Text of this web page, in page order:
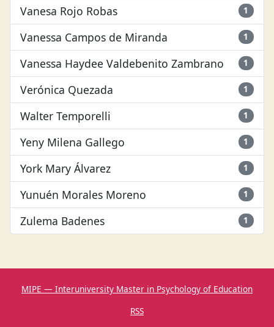
Vanesa Rojo Robas 1
Vanessa Campos de Miranda 1
Vanessa Haydee Valdebenito Zambrano 1
Verónica Quezada 1
Walter Temporelli 1
Yeny Milena Gallego 1
York Mary Álvarez 1
Yunuén Morales Moreno 1
Zulema Badenes 1
MIPE — Interuniversity Master in Psychology of Education
RSS